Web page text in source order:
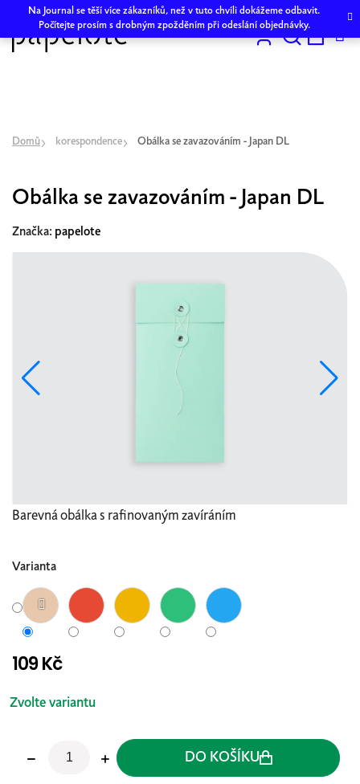
obsah
Na Journal se těší více zákazníků, než v tuto chvíli dokážeme odbavit.
Počítejte prosím s drobným zpožděním při odeslání objednávky.
Hledat
Domů korespondence Obálka se zavazováním - Japan DL
Barevná obálka s rafinovaným zavíráním
Varianta
109 Kč
Měrná
Zvolte variantu
DO KOŠÍKU
Obálka se zavazováním - Japan DL
Značka: papelote